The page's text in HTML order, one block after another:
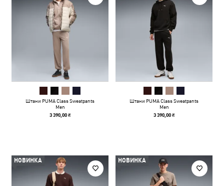
Штани PUMA Class Sweatpants
Men
3 390,00 ₴
Штани PUMA Class Sweatpants
Men
3 390,00 ₴
НОВИНКА НОВИНКА